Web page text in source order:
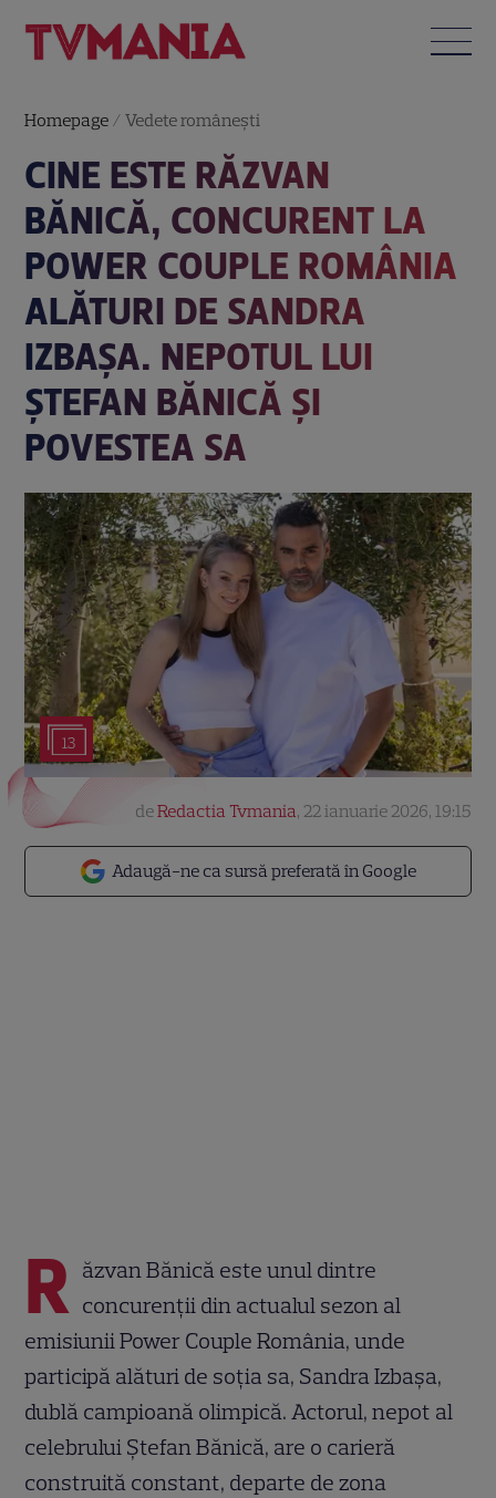
Homepage /Vedete româneşti
CINE ESTE RĂZVAN
BĂNICĂ, CONCURENT LA
POWER COUPLE ROMÂNIA
ALĂTURI DE SANDRA
IZBAȘA. NEPOTUL LUI
ȘTEFAN BĂNICĂ ȘI
POVESTEA SA
13
Adaugă-ne ca sursă preferată în Google
deRedactia Tvmania, 22 ianuarie 2026, 19:15
R ăzvan Bănică este unul dintre
concurenții din actualul sezon al
emisiunii Power Couple România, unde
participă alături de soția sa, Sandra Izbașa,
dublă campioană olimpică. Actorul, nepot al
celebrului Ștefan Bănică, are o carieră
construită constant, departe de zona